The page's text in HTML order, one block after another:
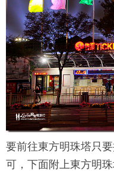
要前往東方明珠塔只
可，下面附上東方明